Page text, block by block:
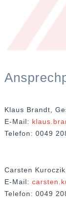
Klaus Brandt,
E-Mail:
Telefon: 0049
Carsten
E-Mail:
Telefon: 0049